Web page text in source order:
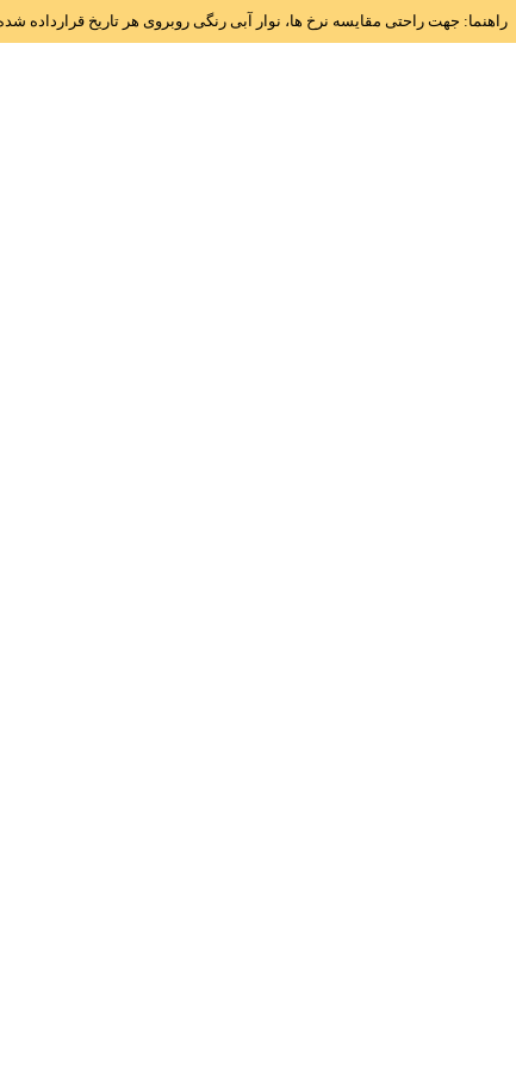
راهنما: جهت راحتی مقایسه نرخ ها، نوار آبی رنگی روبروی هر تاریخ